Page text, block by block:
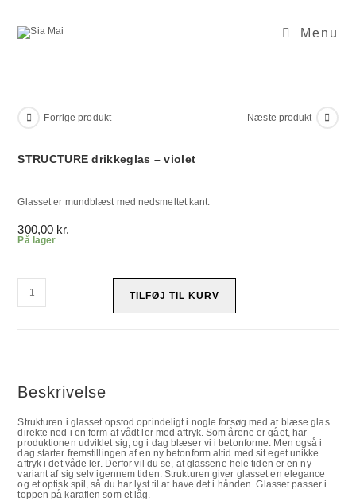
content
Menu
Forrige produkt Næste produkt
STRUCTURE drikkeglas – violet
Glasset er mundblæst med nedsmeltet kant.
300,00 kr.
På lager
STRUCTURE
drikkeglas
-
TILFØJ TIL KURV
Beskrivelse
Strukturen i glasset opstod oprindeligt i nogle forsøg med at blæse glas
direkte ned i en form af vådt ler med aftryk. Som årene er gået, har
produktionen udviklet sig, og i dag blæser vi i betonforme. Men også i
dag starter fremstillingen af en ny betonform altid med sit eget unikke
aftryk i det våde ler. Derfor vil du se, at glassene hele tiden er en ny
variant af sig selv igennem tiden. Strukturen giver glasset en elegance
og et optisk spil, så du har lyst til at have det i hånden. Glasset passer i
toppen på karaflen som et låg.